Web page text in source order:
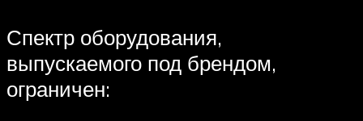
Спектр оборудования,
выпускаемого под брендом,
ограничен: